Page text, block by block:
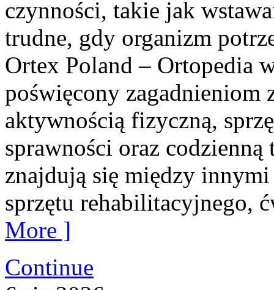
czynności, takie jak
trudne, gdy organizm
Ortex Poland – Ortopedia
poświęcony zagadnieniom
aktywnością fizyczną,
sprawności oraz
znajdują się między
sprzętu rehabilitacyjnego,
More ]
Continue